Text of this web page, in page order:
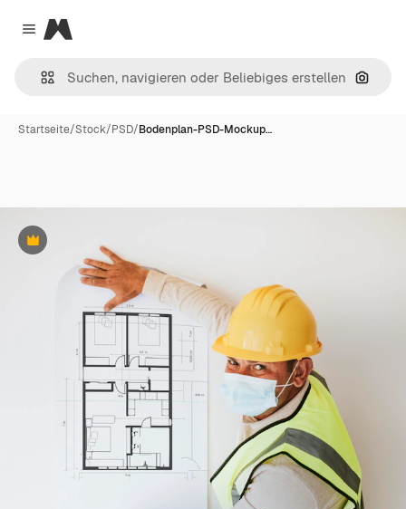
Close menu
Magnific
Nach
Startseite/Stock/PSD/Bodenplan-PSD-Mockup…
Premium